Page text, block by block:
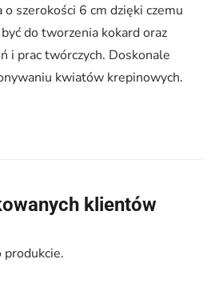
szerokości 6 cm dzięki czemu
do tworzenia kokard oraz
i prac twórczych. Doskonale
kwiatów krepinowych.
klientów
produkcie.